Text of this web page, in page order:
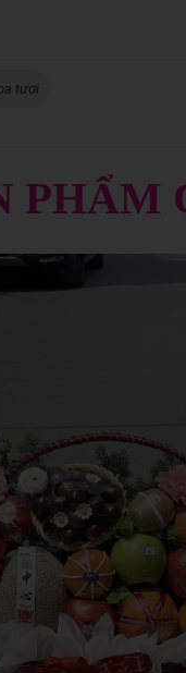
tươi
PHẨM